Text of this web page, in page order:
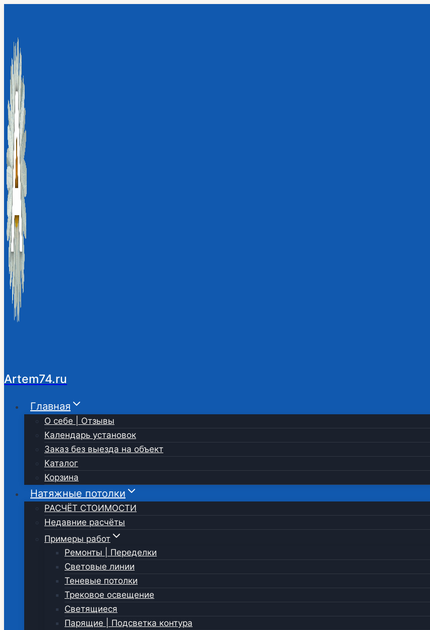
содержимому
Artem74.ru
Главная
О себе | Отзывы
Календарь установок
Заказ без выезда на объект
Каталог
Корзина
Натяжные потолки
РАСЧЁТ СТОИМОСТИ
Недавние расчёты
Примеры работ
Ремонты | Переделки
Световые линии
Теневые потолки
Трековое освещение
Светящиеся
Парящие | Подсветка контура